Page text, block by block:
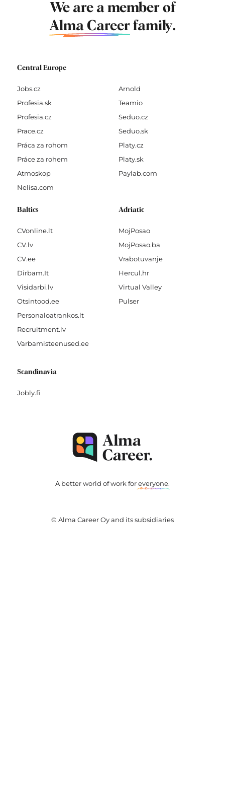
We are a member of
Alma Career family.
Central Europe
Jobs.cz
Profesia.sk
Profesia.cz
Prace.cz
Práca za rohom
Práce za rohem
Atmoskop
Nelisa.com
Arnold
Teamio
Seduo.cz
Seduo.sk
Platy.cz
Platy.sk
Paylab.com
Baltics
CVonline.lt
CV.lv
CV.ee
Dirbam.It
Visidarbi.lv
Otsintood.ee
Personaloatrankos.lt
Recruitment.lv
Varbamisteenused.ee
Adriatic
MojPosao
MojPosao.ba
Vrabotuvanje
Hercul.hr
Virtual Valley
Pulser
Scandinavia
Jobly.fi
A better world of work foreveryone.
© Alma Career Oy and its subsidiaries